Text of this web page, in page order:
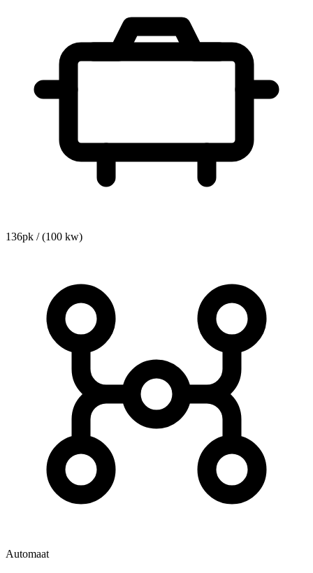
136pk / (100 kw)
Automaat